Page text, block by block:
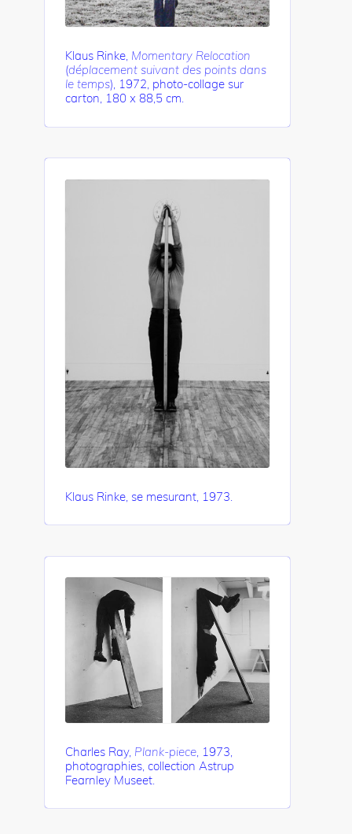
Klaus Rinke, Momentary Relocation
(déplacement suivant des points dans
le temps), 1972, photo-collage sur
carton, 180 x 88,5 cm.
Klaus Rinke, se mesurant, 1973.
Charles Ray, Plank-piece, 1973,
photographies, collection Astrup
Fearnley Museet.